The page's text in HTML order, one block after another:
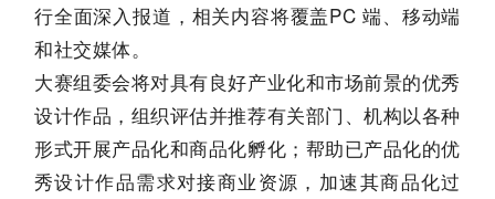
行全面深入报道，相关内容将覆盖PC 端、移动端
和社交媒体。
大赛组委会将对具有良好产业化和市场前景的优秀
设计作品，组织评估并推荐有关部门、机构以各种
形式开展产品化和商品化孵化；帮助已产品化的优
秀设计作品需求对接商业资源，加速其商品化过